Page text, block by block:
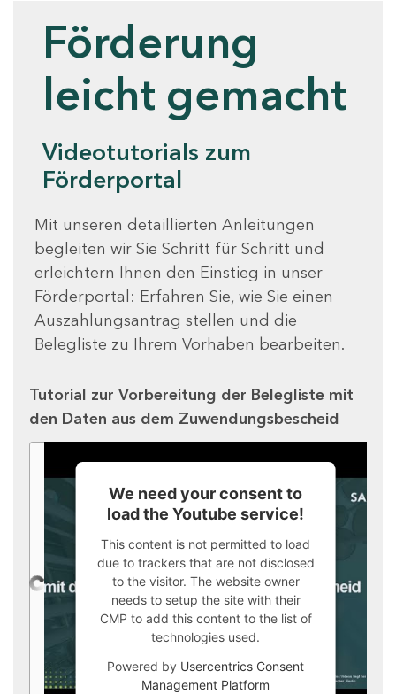
Förderung
leicht gemacht
Videotutorials zum
Förderportal
Mit unseren detaillierten Anleitungen
begleiten wir Sie Schritt für Schritt und
erleichtern Ihnen den Einstieg in unser
Förderportal: Erfahren Sie, wie Sie einen
Auszahlungsantrag stellen und die
Belegliste zu Ihrem Vorhaben bearbeiten.
Tutorial zur Vorbereitung der Belegliste mit
den Daten aus dem Zuwendungsbescheid
We need your consent to
load the Youtube service!
This content is not permitted to load
due to trackers that are not disclosed
to the visitor. The website owner
needs to setup the site with their
CMP to add this content to the list of
technologies used.
Powered by Usercentrics Consent
Management Platform